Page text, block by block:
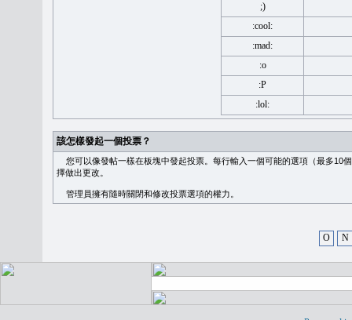
;)
:cool:
:mad:
:o
:P
:lol:
該怎樣發起一個投票？
您可以像發帖一樣在板塊中發起投票。每行輸入一個可能的選項（最多10
擇做出更改。
管理員擁有隨時關閉和修改投票選項的權力。
O N